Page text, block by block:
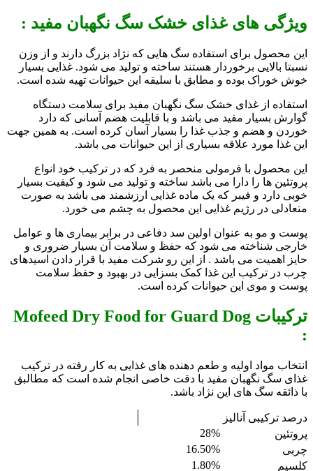
ویژگی های غذای خشک سگ نگهبان مفید :
این محصول برای استفاده سگ هایی که نژاد بزرگ دارند و از وزن
نسبتا بالایی برخوردار هستند ساخته و تولید می شود. غذایی بسیار
خوش خوراک بوده و مطابق با سلیقه این حیوانات تهیه شده است.
استفاده از غذای خشک سگ نگهبان مفید برای سلامت دستگاه
گوارش بسیار مفید می باشد و با قابلیت هضم آسانی که دارد
خوردن و هضم و جذب غذا را بسیار آسان کرده است. به همین جهت
این غذا مورد علاقه بسیاری از این حیوانات می باشد.
این محصول با فرمولی منحصر به فرد که در ترکیب خود انواع
پروتئین ها را دارا می باشد ساخته و تولید می شود و کیفیت بسیار
خوبی دارد و فیبر که یک ماده غذایی ارزشمند می باشد به صورت
متعادلی در رژیم غذایی این محصول به چشم می خورد.
پوست و مو به عنوان اولین سد دفاعی در برابر بیماری ها و عوامل
خارجی شناخته می شود که حفظ و سلامت آن بسیار ضروری و
حایز اهمیت می باشد . از این رو شرکت مفید با قرار دادن اسیدهای
چرب در ترکیب این غذا کمک بسزایی در بهبود و حفظ سلامت
پوست و موی این حیوانات کرده است.
ترکیبات Mofeed Dry Food for Guard Dog
:
انتخاب مواد اولیه و طعم دهنده های غذایی به کار رفته در ترکیب
غذای سگ نگهبان مفید با دقت خاصی انجام شده است که مطالبق
با ذائقه سگ های این نژاد باشد.
درصد ترکیبی آنالیز
پروتئین
28%
چربی
16.50%
کلسیم
1.80%